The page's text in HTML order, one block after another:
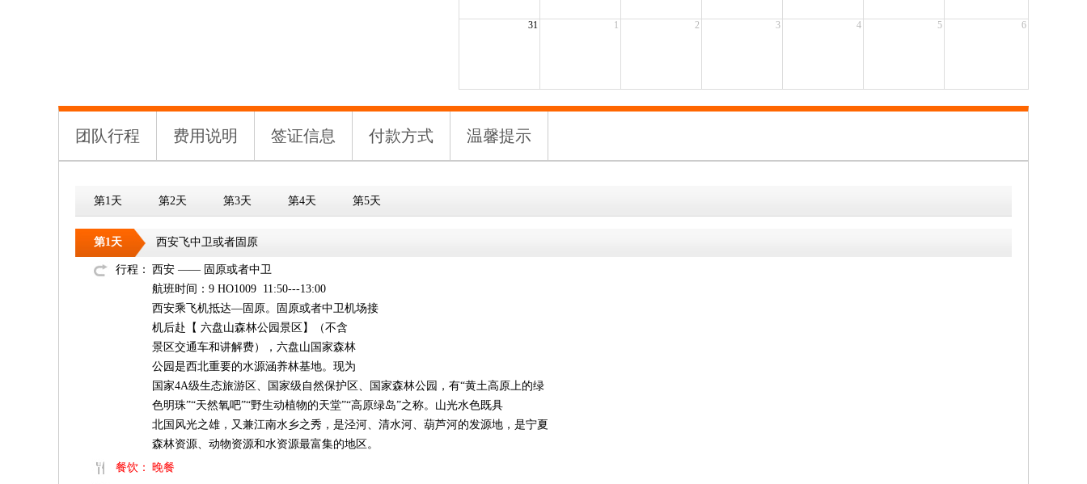
31 1 2 3 4 5 6
团队行程 费用说明 签证信息 付款方式 温馨提示
第1天 第2天 第3天 第4天 第5天
第1天 西安飞中卫或者固原
行程： 西安 —— 固原或者中卫
航班时间：9 HO1009 11:50---13:00
西安乘飞机抵达—固原。固原或者中卫机场接
机后赴【 六盘山森林公园景区】（不含
景区交通车和讲解费），六盘山国家森林
公园是西北重要的水源涵养林基地。现为
国家4A级生态旅游区、国家级自然保护区、国家森林公园，有“黄土高原上的绿
色明珠”“天然氧吧”“野生动植物的天堂”“高原绿岛”之称。山光水色既具
北国风光之雄，又兼江南水乡之秀，是泾河、清水河、葫芦河的发源地，是宁夏
森林资源、动物资源和水资源最富集的地区。
餐饮： 晚餐